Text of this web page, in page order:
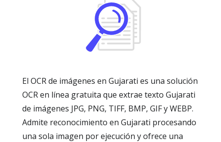
El OCR de imágenes en Gujarati es una solución
OCR en línea gratuita que extrae texto Gujarati
de imágenes JPG, PNG, TIFF, BMP, GIF y WEBP.
Admite reconocimiento en Gujarati procesando
una sola imagen por ejecución y ofrece una